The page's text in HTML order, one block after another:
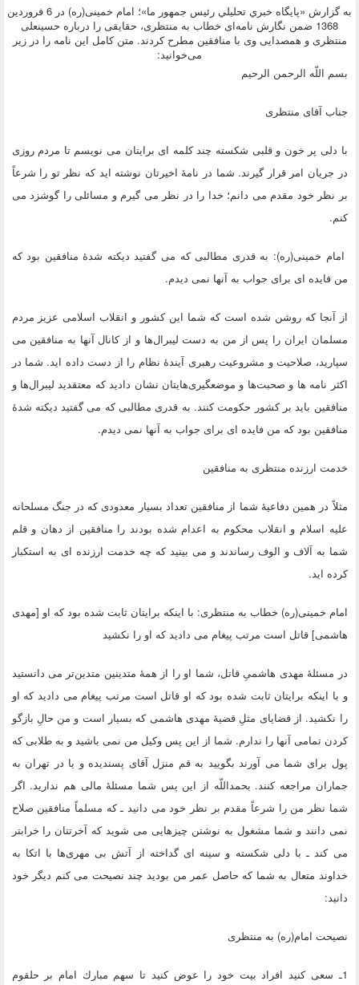
به گزارش «پايگاه خبري تحليلي رئيس جمهور ما»؛ امام خمینی(ره) در 6 فروردین
1368 ضمن نگارش نامه‌ای خطاب به منتظری، حقایقی را درباره حسینعلی
منتظری و همصدایی وی با منافقین مطرح كردند. متن كامل این نامه را در زیر
می‌خوانید:
بسم اللّه‏ الرحمن الرحیم
جناب آقای منتظری
با دلی پر خون و قلبی شكسته چند كلمه ‏ای برایتان می‏ نویسم تا مردم روزی
در جریان امر قرار گیرند. شما در نامۀ اخیرتان نوشته ‏اید كه نظر تو را شرعاً
بر نظر خود مقدم می ‏دانم؛ خدا را در نظر می‏ گیرم و مسائلی را گوشزد می
‏كنم.
امام خمینی(ره): به قدری مطالبی كه می‏ گفتید دیكته شدۀ منافقین بود كه
من فایده ‏ای برای جواب به آنها نمی ‏دیدم.
از آنجا كه روشن شده است كه شما این كشور و انقلاب اسلامی عزیز مردم
مسلمان ایران را پس از من به دست لیبرال‌ها و از كانال آنها به منافقین می‏
سپارید، صلاحیت و مشروعیت رهبری آیندۀ نظام را از دست داده ‏اید. شما در
اكثر نامه ها و صحبت‌ها و موضعگیری‌هایتان نشان دادید كه معتقدید لیبرال‌ها و
منافقین باید بر كشور حكومت كنند. به قدری مطالبی كه می‏ گفتید دیكته شدۀ
منافقین بود كه من فایده‏ ای برای جواب به آنها نمی ‏دیدم.
خدمت ارزنده منتظری به منافقین
مثلاً در همین دفاعیۀ شما از منافقین تعداد بسیار معدودی كه در جنگ مسلحانه
علیه اسلام و انقلاب محكوم به اعدام شده بودند را منافقین از دهان و قلم
شما به آلاف و الوف رساندند و می‏ بینید كه چه خدمت ارزنده‏ ای به استكبار
كرده ‏اید.
امام خمینی(ره) خطاب به منتظری: با اینكه برایتان ثابت شده بود كه او [مهدی
هاشمی] قاتل است مرتب پیغام می‏ دادید كه او را نكشید
در مسئلۀ مهدی هاشمیِ قاتل، شما او را از همۀ متدینین متدین‌تر می‏ دانستید
و با اینكه برایتان ثابت شده بود كه او قاتل است مرتب پیغام می‏ دادید كه او
را نكشید. از قضایای مثلِ قضیۀ مهدی هاشمی كه بسیار است و من حالِ بازگو
كردن تمامی آنها را ندارم. شما از این پس وكیل من نمی‏ باشید و به طلابی كه
پول برای شما می‏ آورند بگویید به قم منزل آقای پسندیده و یا در تهران به
جماران مراجعه كنند. بحمداللّه‏ از این پس شما مسئلۀ مالی هم ندارید. اگر
شما نظر من را شرعاً مقدم بر نظر خود می ‏دانید ـ كه مسلماً منافقین صلاح
نمی‏ دانند و شما مشغول به نوشتن چیزهایی می‏ شوید كه آخرتتان را خرابتر
می‏ كند ـ با دلی شكسته و سینه‏ ای گداخته از آتش بی‏ مهری‌ها با اتكا به
خداوند متعال به شما كه حاصل عمر من بودید چند نصیحت می‏ كنم دیگر خود
دانید:
نصیحت امام(ره) به منتظری
1ـ سعی كنید افراد بیت خود را عوض كنید تا سهم مبارك امام بر حلقوم